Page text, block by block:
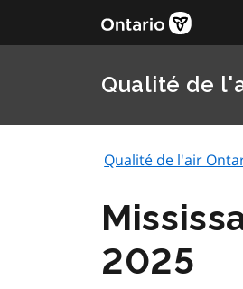
Qualité de
Qualité de l'air
2025